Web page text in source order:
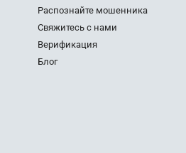
Распознайте мошенника
Свяжитесь с нами
Верификация
Блог